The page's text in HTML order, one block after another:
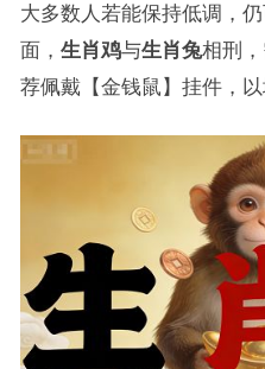
大多数人若能保持低调，
面， 生肖鸡与生肖兔相刑
荐佩戴【金钱鼠】挂件，以